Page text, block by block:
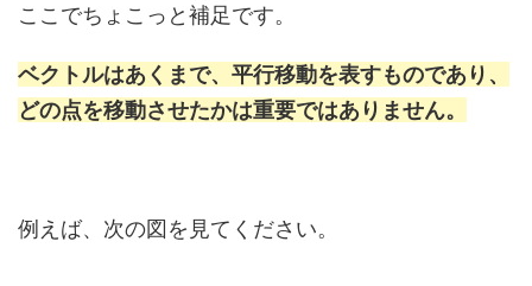
ここでちょこっと補足です。
ベクトルはあくまで、平行移動を表すものであり、
どの点を移動させたかは重要ではありません。
例えば、次の図を見てください。